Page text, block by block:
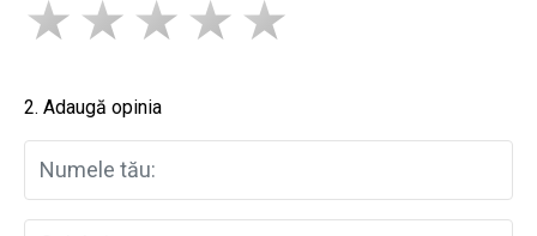
2. Adaugă opinia